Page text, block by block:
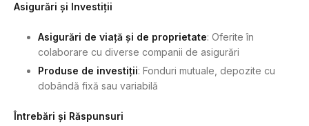
Asigurări și Investiții
Asigurări de viață și de proprietate: Oferite în
colaborare cu diverse companii de asigurări
Produse de investiții: Fonduri mutuale, depozite cu
dobândă fixă sau variabilă
Întrebări și Răspunsuri